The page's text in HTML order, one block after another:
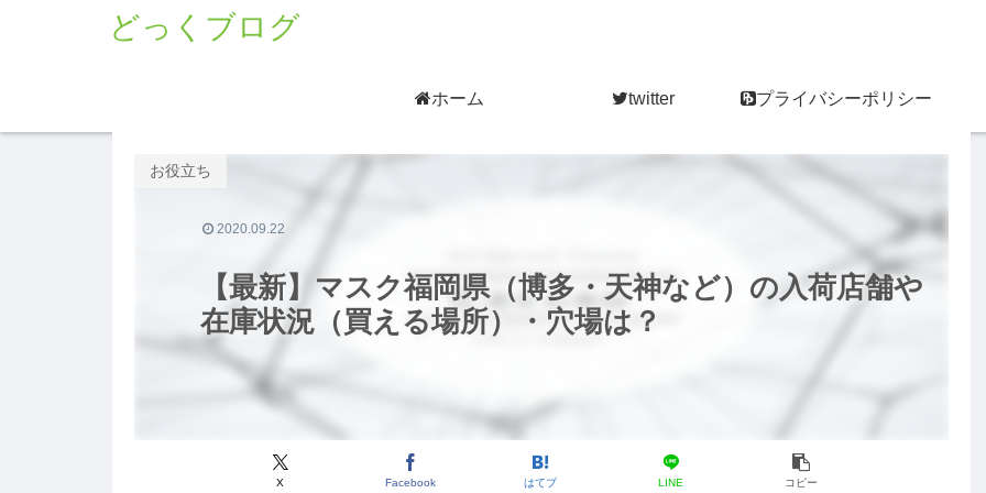
どっくブログ
ホーム twitter プライバシーポリシー
【最新】マスク福岡県（博多・天神など）の入荷店舗や
在庫状況（買える場所）・穴場は？
お役立ち
X Facebook はてブ LINE コピー
2020.09.22